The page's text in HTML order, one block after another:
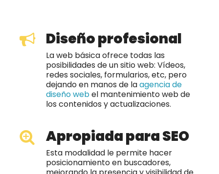
Diseño profesional
La web básica ofrece todas las
posibilidades de un sitio web: Vídeos,
redes sociales, formularios, etc, pero
dejando en manos de laagencia de
diseño webel mantenimiento web de
los contenidos y actualizaciones.
Apropiada para SEO
Esta modalidad le permite hacer
posicionamiento en buscadores,